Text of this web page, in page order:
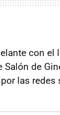
con el
de
las redes